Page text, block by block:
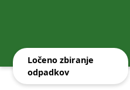
Ločeno zbiranje
odpadkov